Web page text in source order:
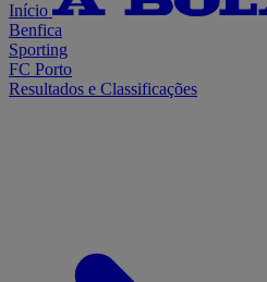
Início
Benfica
Sporting
FC Porto
Resultados e Classificações